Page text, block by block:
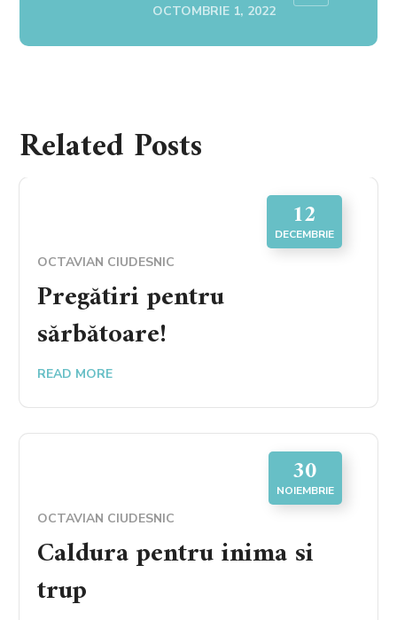
OCTOMBRIE 1, 2022
Related Posts
12
DECEMBRIE
OCTAVIAN CIUDESNIC
Pregătiri pentru
sărbătoare!
READ MORE
30
NOIEMBRIE
OCTAVIAN CIUDESNIC
Caldura pentru inima si
trup